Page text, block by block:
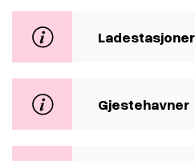
Ladestasjoner
Gjestehavner